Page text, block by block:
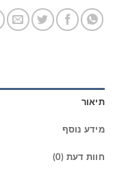
תיאור
מידע נוסף
חוות דעת (0)